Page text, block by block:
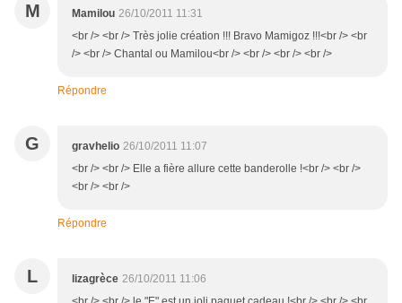
M Mamilou 26/10/2011 11:31
<br /> <br /> Très jolie création !!! Bravo Mamigoz !!!<br /> <br
/> <br /> Chantal ou Mamilou<br /> <br /> <br /> <br />
Répondre
G gravhelio 26/10/2011 11:07
<br /> <br /> Elle a fière allure cette banderolle !<br /> <br />
<br /> <br />
Répondre
L lizagrèce 26/10/2011 11:06